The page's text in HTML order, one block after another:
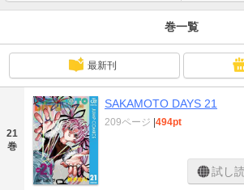
巻一覧
最新刊
21
巻
SAKAMOTO DAYS 21
209ページ 494pt
試し